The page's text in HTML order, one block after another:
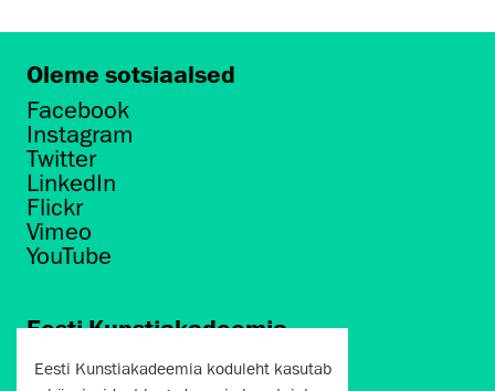
Oleme sotsiaalsed
Facebook
Instagram
Twitter
LinkedIn
Flickr
Vimeo
YouTube
Eesti Kunstiakadeemia
Põhja puiestee 7
Eesti Kunstiakadeemia koduleht kasutab